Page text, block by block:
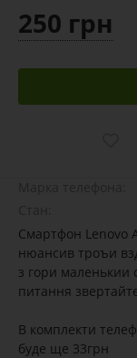
250 грн
Смартфон Lenovo
нюансив троъи
з гори маленькии
питання
В комплекти
буде ще 33грн